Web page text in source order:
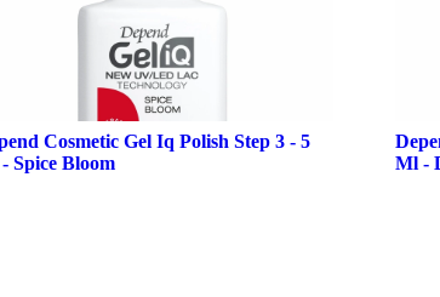
Cosmetic Gel Iq Polish Step 3 - 5
Spice Bloom
Ml -